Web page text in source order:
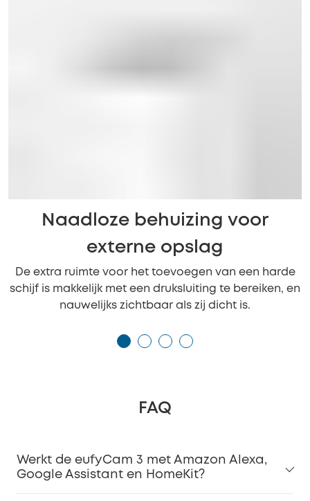
Naadloze behuizing voor
externe opslag
De extra ruimte voor het toevoegen van een harde
schijf is makkelijk met een druksluiting te bereiken, en
nauwelijks zichtbaar als zij dicht is.
FAQ
Werkt de eufyCam 3 met Amazon Alexa,
Google Assistant en HomeKit?